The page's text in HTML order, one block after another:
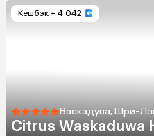
Кешбэк + 4 042
Васкадува, Шри-
Citrus Waskaduwa